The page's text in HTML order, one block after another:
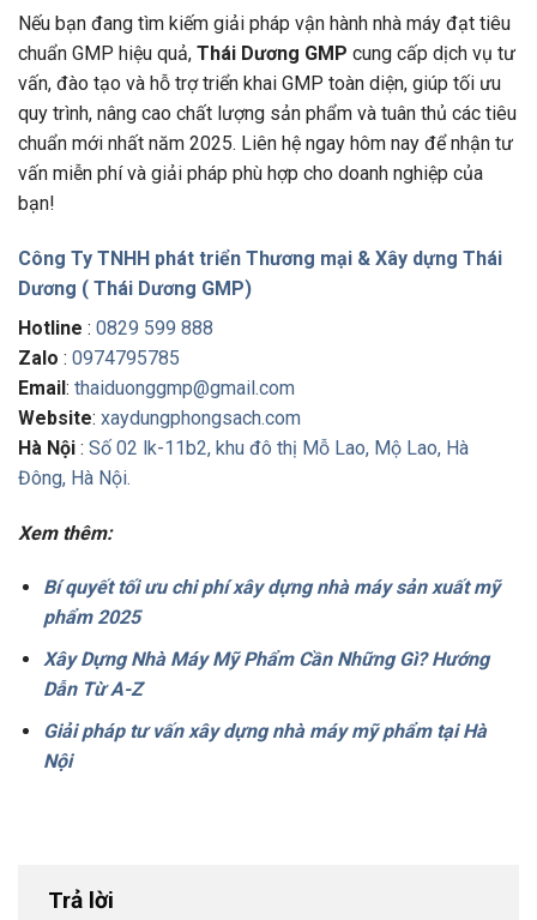
Nếu bạn đang tìm kiếm giải pháp vận hành nhà máy đạt tiêu
chuẩn GMP hiệu quả, Thái Dương GMP cung cấp dịch vụ tư
vấn, đào tạo và hỗ trợ triển khai GMP toàn diện, giúp tối ưu
quy trình, nâng cao chất lượng sản phẩm và tuân thủ các tiêu
chuẩn mới nhất năm 2025. Liên hệ ngay hôm nay để nhận tư
vấn miễn phí và giải pháp phù hợp cho doanh nghiệp của
bạn!
Công Ty TNHH phát triển Thương mại & Xây dựng Thái
Dương ( Thái Dương GMP)
Hotline : 0829 599 888
Zalo : 0974795785
Email: thaiduonggmp@gmail.com
Website: xaydungphongsach.com
Hà Nội : Số 02 lk-11b2, khu đô thị Mỗ Lao, Mộ Lao, Hà
Đông, Hà Nội.
Xem thêm:
Bí quyết tối ưu chi phí xây dựng nhà máy sản xuất mỹ
phẩm 2025
Xây Dựng Nhà Máy Mỹ Phẩm Cần Những Gì? Hướng
Dẫn Từ A-Z
Giải pháp tư vấn xây dựng nhà máy mỹ phẩm tại Hà
Nội
Trả lời